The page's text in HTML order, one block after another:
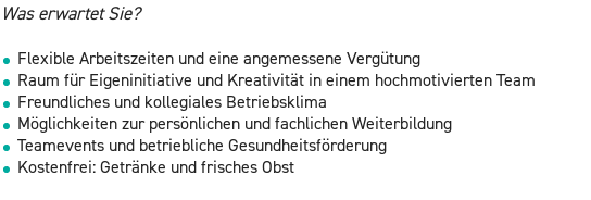
Was er­war­tet Sie?
Fle­xi­ble Ar­beits­zei­ten und eine an­ge­mes­se­ne Ver­gü­tung
Raum für Ei­gen­in­itia­ti­ve und Krea­ti­vi­tät in einem hoch­mo­ti­vier­ten Team
Freund­li­ches und kol­le­gia­les Be­triebs­kli­ma
Mög­lich­kei­ten zur per­sön­li­chen und fach­li­chen Wei­ter­bil­dung
Tea­me­vents und be­trieb­li­che Ge­sund­heits­för­de­rung
Kos­ten­frei: Ge­trän­ke und fri­sches Obst